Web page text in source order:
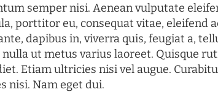
semper nisi. Aenean vulputate
porttitor eu, consequat vitae, eleifend
dapibus in, viverra quis, feugiat a,
ut metus varius laoreet. Quisque
Etiam ultricies nisi vel augue.
nisi. Nam eget dui.